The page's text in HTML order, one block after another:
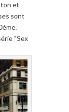
et
sont
“Sex